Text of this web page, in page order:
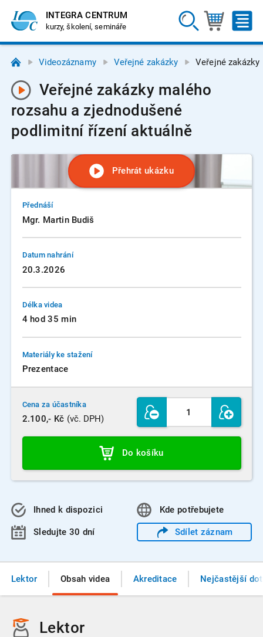
INTEGRA CENTRUM
kurzy, školení, semináře
Videozáznamy Veřejné zakázky Veřejné
Veřejné zakázky malého
rozsahu a zjednodušené
podlimitní řízení aktuálně
Přehrát ukázku
Přednáší
Mgr. Martin Budiš
Datum nahrání
20.3.2026
Délka videa
4 hod 35 min
Materiály ke stažení
Prezentace
Cena za účastníka
2.100,- Kč (vč. DPH)
Do košíku
Ihned k dispozici
Sledujte 30 dní
Kde potřebujete
Sdílet záznam
Lektor Obsah videa Akreditace Nejčastější
Lektor